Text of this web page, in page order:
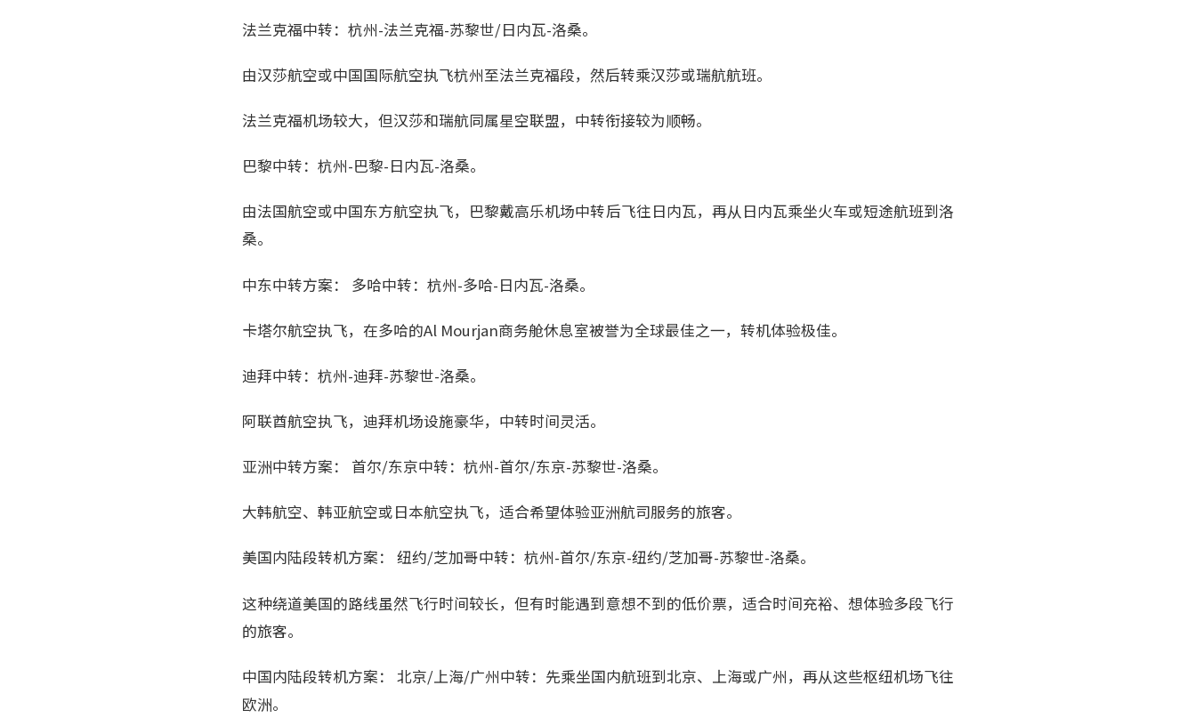
法兰克福中转：杭州-法兰克福-苏黎世/日内瓦-洛桑。
由汉莎航空或中国国际航空执飞杭州至法兰克福段，然后转乘汉莎或瑞航航班。
法兰克福机场较大，但汉莎和瑞航同属星空联盟，中转衔接较为顺畅。
巴黎中转：杭州-巴黎-日内瓦-洛桑。
由法国航空或中国东方航空执飞，巴黎戴高乐机场中转后飞往日内瓦，再从日内瓦乘坐火车或短途航班到洛
桑。
中东中转方案： 多哈中转：杭州-多哈-日内瓦-洛桑。
卡塔尔航空执飞，在多哈的Al Mourjan商务舱休息室被誉为全球最佳之一，转机体验极佳。
迪拜中转：杭州-迪拜-苏黎世-洛桑。
阿联酋航空执飞，迪拜机场设施豪华，中转时间灵活。
亚洲中转方案： 首尔/东京中转：杭州-首尔/东京-苏黎世-洛桑。
大韩航空、韩亚航空或日本航空执飞，适合希望体验亚洲航司服务的旅客。
美国内陆段转机方案： 纽约/芝加哥中转：杭州-首尔/东京-纽约/芝加哥-苏黎世-洛桑。
这种绕道美国的路线虽然飞行时间较长，但有时能遇到意想不到的低价票，适合时间充裕、想体验多段飞行
的旅客。
中国内陆段转机方案： 北京/上海/广州中转：先乘坐国内航班到北京、上海或广州，再从这些枢纽机场飞往
欧洲。